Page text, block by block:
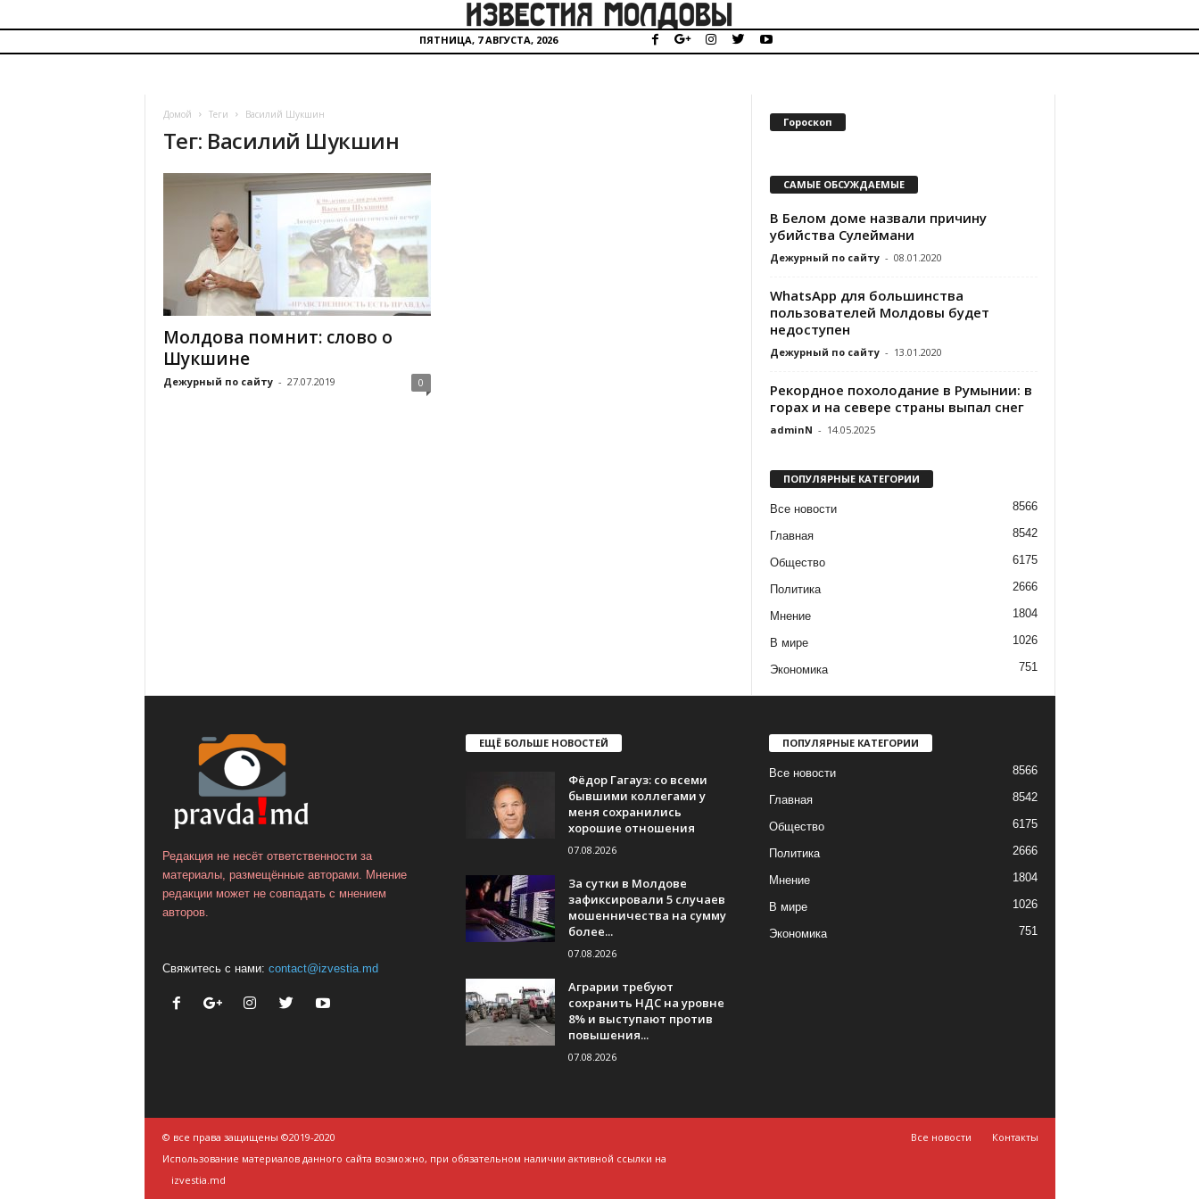
z
ПЯТНИЦА, 7 АВГУСТА, 2026
Домой Теги Василий Шукшин
Тег: Василий Шукшин
Молдова помнит: слово о
Шукшине
Дежурный по сайту - 27.07.2019 0
Гороскоп
САМЫЕ ОБСУЖДАЕМЫЕ
В Белом доме назвали причину
убийства Сулеймани
Дежурный по сайту - 08.01.2020
WhatsApp для большинства
пользователей Молдовы будет
недоступен
Дежурный по сайту - 13.01.2020
Рекордное похолодание в Румынии: в
горах и на севере страны выпал снег
adminN - 14.05.2025
ПОПУЛЯРНЫЕ КАТЕГОРИИ
Все новости 8566
Главная 8542
Общество 6175
Политика 2666
Мнение 1804
В мире 1026
Экономика 751
Редакция не несёт ответственности за
материалы, размещённые авторами. Мнение
редакции может не совпадать с мнением
авторов.
Свяжитесь с нами: contact@izvestia.md
ЕЩЁ БОЛЬШЕ НОВОСТЕЙ
Фёдор Гагауз: со всеми
бывшими коллегами у
меня сохранились
хорошие отношения
07.08.2026
За сутки в Молдове
зафиксировали 5 случаев
мошенничества на сумму
более...
07.08.2026
Аграрии требуют
сохранить НДС на уровне
8% и выступают против
повышения...
07.08.2026
ПОПУЛЯРНЫЕ КАТЕГОРИИ
Все новости 8566
Главная 8542
Общество 6175
Политика 2666
Мнение 1804
В мире 1026
Экономика 751
Все новости Контакты
© все права защищены ©2019-2020
Использование материалов данного сайта возможно, при обязательном наличии активной ссылки на
izvestia.md